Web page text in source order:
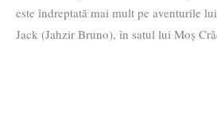
este îndreptată mai mult pe aventurile
Jack (Jahzir Bruno), în satul lui Moș